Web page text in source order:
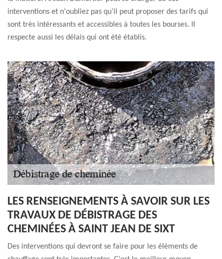
interventions et n'oubliez pas qu'il peut proposer des tarifs qui
sont très intéressants et accessibles à toutes les bourses. Il
respecte aussi les délais qui ont été établis.
LES RENSEIGNEMENTS À SAVOIR SUR LES
TRAVAUX DE DÉBISTRAGE DES
CHEMINÉES À SAINT JEAN DE SIXT
Des interventions qui devront se faire pour les éléments de